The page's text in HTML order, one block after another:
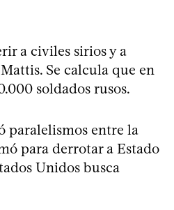
a civiles sirios y a
Se calcula que en
soldados rusos.
paralelismos entre la
para derrotar a Estado
Unidos busca